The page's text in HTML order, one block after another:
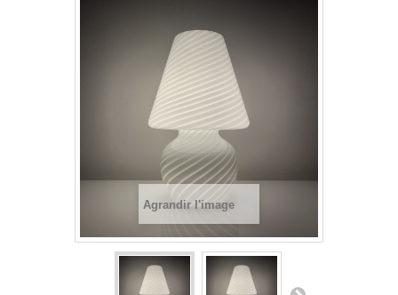
Agrandir l'image